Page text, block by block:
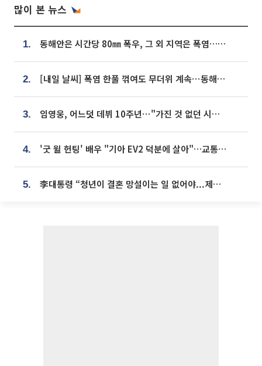
많이 본 뉴스
1. 동해안은 시간당 80㎜ 폭우, 그 외 지역은 폭염…‘극과 극 날씨’
2. [내일 날씨] 폭염 한풀 꺾여도 무더위 계속⋯동해안 이틀 연속 비
3. 임영웅, 어느덧 데뷔 10주년⋯"가진 것 없던 시절, 내 앞엔 20명의 팬뿐"
4. '굿 윌 헌팅' 배우 "기아 EV2 덕분에 살아"…교통사고 후 안전성 극찬
5. 李대통령 “청년이 결혼 망설이는 일 없어야...제도상 불이익 조사”